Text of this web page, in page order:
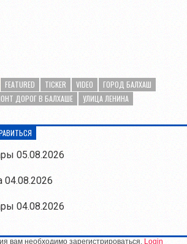
FEATURED TICKER VIDEO
ГОРОД БАЛХАШ
ДОРОГ В БАЛХАШЕ УЛИЦА ЛЕНИНА
05.08.2026
04.08.2026
04.08.2026
вам необходимо зарегистрироваться. Login